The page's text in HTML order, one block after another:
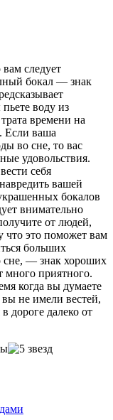
следует
бокал — знак
воду из
времени на
Если ваша
во сне, то вас
удовольствия.
себя
вашей
бокалов
внимательно
от людей,
что это поможет вам
больших
сне, — знак хороших
много приятного.
когда вы думаете
не имели вестей,
дороге далеко от